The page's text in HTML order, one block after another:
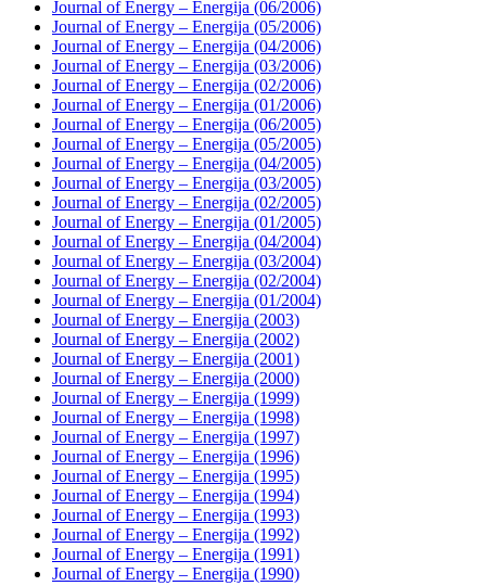
Journal of Energy – Energija (06/2006)
Journal of Energy – Energija (05/2006)
Journal of Energy – Energija (04/2006)
Journal of Energy – Energija (03/2006)
Journal of Energy – Energija (02/2006)
Journal of Energy – Energija (01/2006)
Journal of Energy – Energija (06/2005)
Journal of Energy – Energija (05/2005)
Journal of Energy – Energija (04/2005)
Journal of Energy – Energija (03/2005)
Journal of Energy – Energija (02/2005)
Journal of Energy – Energija (01/2005)
Journal of Energy – Energija (04/2004)
Journal of Energy – Energija (03/2004)
Journal of Energy – Energija (02/2004)
Journal of Energy – Energija (01/2004)
Journal of Energy – Energija (2003)
Journal of Energy – Energija (2002)
Journal of Energy – Energija (2001)
Journal of Energy – Energija (2000)
Journal of Energy – Energija (1999)
Journal of Energy – Energija (1998)
Journal of Energy – Energija (1997)
Journal of Energy – Energija (1996)
Journal of Energy – Energija (1995)
Journal of Energy – Energija (1994)
Journal of Energy – Energija (1993)
Journal of Energy – Energija (1992)
Journal of Energy – Energija (1991)
Journal of Energy – Energija (1990)